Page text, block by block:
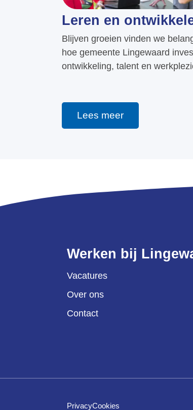
Leren en
Blijven groeien vinden we
hoe gemeente Lingewaard
ontwikkeling, talent en
Lees meer
Werken bij
Vacatures
Over ons
Contact
PrivacyCookies